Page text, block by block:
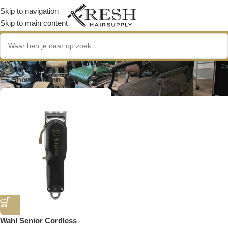
Skip to navigation
Skip to main content
Fades
Show column
Wahl Senior Cordless